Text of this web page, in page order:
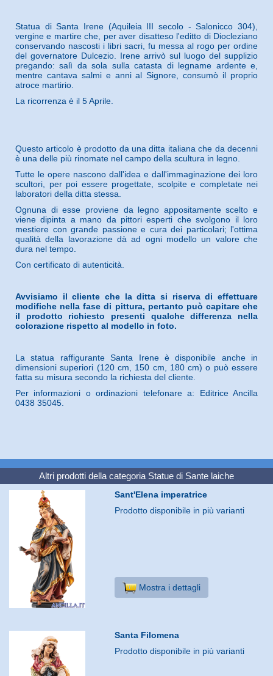
Statua di Santa Irene (Aquileia III secolo - Salonicco 304),
vergine e martire che, per aver disatteso l'editto di Diocleziano
conservando nascosti i libri sacri, fu messa al rogo per ordine
del governatore Dulcezio. Irene arrivò sul luogo del supplizio
pregando: salì da sola sulla catasta di legname ardente e,
mentre cantava salmi e anni al Signore, consumò il proprio
atroce martirio.
La ricorrenza è il 5 Aprile.
Questo articolo è prodotto da una ditta italiana che da decenni
è una delle più rinomate nel campo della scultura in legno.
Tutte le opere nascono dall'idea e dall'immaginazione dei loro
scultori, per poi essere progettate, scolpite e completate nei
laboratori della ditta stessa.
Ognuna di esse proviene da legno appositamente scelto e
viene dipinta a mano da pittori esperti che svolgono il loro
mestiere con grande passione e cura dei particolari; l'ottima
qualità della lavorazione dà ad ogni modello un valore che
dura nel tempo.
Con certificato di autenticità.
Avvisiamo il cliente che la ditta si riserva di effettuare
modifiche nella fase di pittura, pertanto può capitare che
il prodotto richiesto presenti qualche differenza nella
colorazione rispetto al modello in foto.
La statua raffigurante Santa Irene è disponibile anche in
dimensioni superiori (120 cm, 150 cm, 180 cm) o può essere
fatta su misura secondo la richiesta del cliente.
Per informazioni o ordinazioni telefonare a: Editrice Ancilla
0438 35045.
Altri prodotti della categoria Statue di Sante laiche
Sant'Elena imperatrice
Prodotto disponibile in più varianti
Mostra i dettagli
Santa Filomena
Prodotto disponibile in più varianti